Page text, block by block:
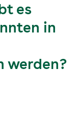
es
in
werden?